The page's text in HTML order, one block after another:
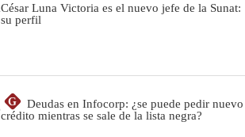
César Luna Victoria es el nuevo jefe de la Sunat:
su perfil
G
Deudas en Infocorp: ¿se puede pedir nuevo
crédito mientras se sale de la lista negra?